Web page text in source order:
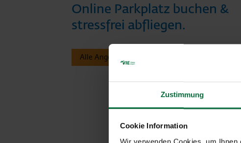
Zustimmung
Cookie Information
Online Parkplatz buchen &
stressfrei abfliegen.
Alle Angebote auf einen Blick